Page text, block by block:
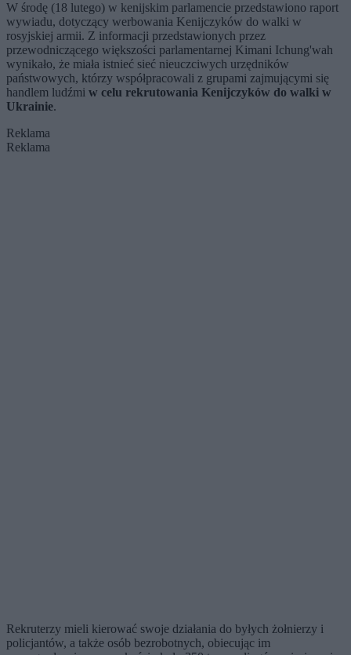
W środę (18 lutego) w kenijskim parlamencie przedstawiono raport
wywiadu, dotyczący werbowania Kenijczyków do walki w
rosyjskiej armii. Z informacji przedstawionych przez
przewodniczącego większości parlamentarnej Kimani Ichung'wah
wynikało, że miała istnieć sieć nieuczciwych urzędników
państwowych, którzy współpracowali z grupami zajmującymi się
handlem ludźmi w celu rekrutowania Kenijczyków do walki w
Ukrainie.
Reklama
Reklama
Rekruterzy mieli kierować swoje działania do byłych żołnierzy i
policjantów, a także osób bezrobotnych, obiecując im